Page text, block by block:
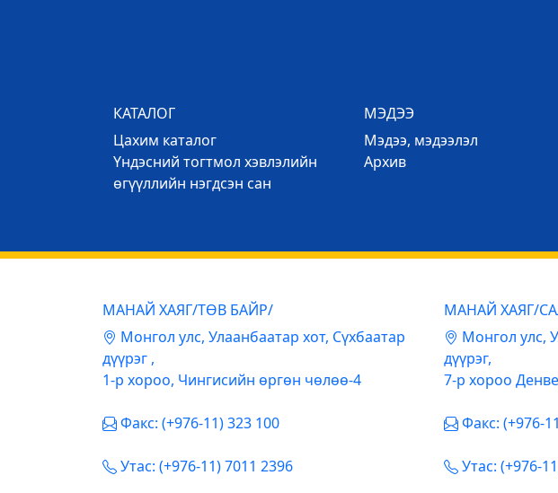
КАТАЛОГ
Цахим каталог
Үндэсний тогтмол хэвлэлийн
өгүүллийн нэгдсэн сан
МЭДЭЭ
Mэдээ, мэдээлэл
Архив
МАНАЙ ХАЯГ/ТӨВ БАЙР/
Mонгол улс, Улаанбаатар хот, Сүхбаатар
дүүрэг ,
1-р хороо, Чингисийн өргөн чөлөө-4
Факс: (+976-11) 323 100
Утас: (+976-11) 7011 2396
МАНАЙ ХАЯГ/
Mонгол улс,
дүүрэг,
7-р хороо
Факс: (+976-
Утас: (+976-